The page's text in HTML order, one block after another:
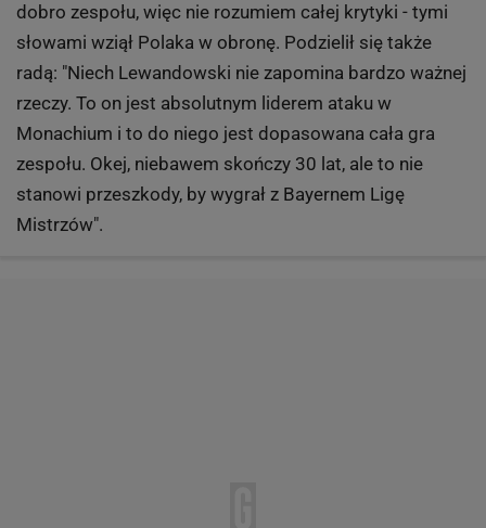
dobro zespołu, więc nie rozumiem całej krytyki - tymi
słowami wziął Polaka w obronę. Podzielił się także
radą: "Niech Lewandowski nie zapomina bardzo ważnej
rzeczy. To on jest absolutnym liderem ataku w
Monachium i to do niego jest dopasowana cała gra
zespołu. Okej, niebawem skończy 30 lat, ale to nie
stanowi przeszkody, by wygrał z Bayernem Ligę
Mistrzów".